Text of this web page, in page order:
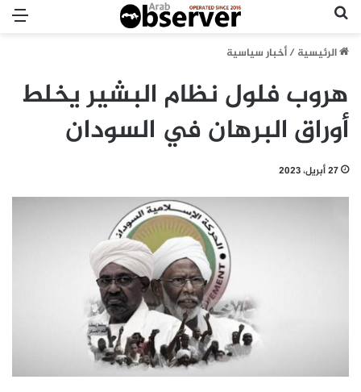
الرئيسية/أخبار سياسية
هروب فلول نظام البشير يخلط
أوراق البرهان في السودان
27 أبريل، 2023